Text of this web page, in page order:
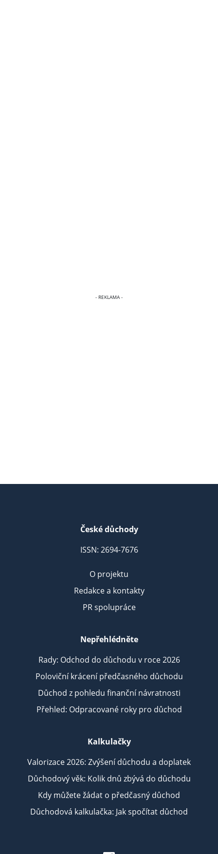
České důchody
ISSN: 2694-7676
O projektu
Redakce a kontakty
PR spolupráce
Nepřehlédněte
Rady: Odchod do důchodu v roce 2026
Poloviční krácení předčasného důchodu
Důchod z pohledu finanční návratnosti
Přehled: Odpracované roky pro důchod
Kalkulačky
Valorizace 2026: Zvýšení důchodu a doplatek
Důchodový věk: Kolik dnů zbývá do důchodu
Kdy můžete žádat o předčasný důchod
Důchodová kalkulačka: Jak spočítat důchod